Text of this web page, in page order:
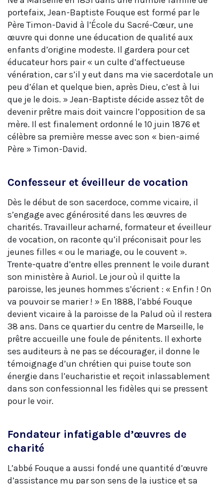
portefaix, Jean-Baptiste Fouque est formé par le
Père Timon-David à l’École du Sacré-Cœur, une
œuvre qui donne une éducation de qualité aux
enfants d’origine modeste. Il gardera pour cet
éducateur hors pair « un culte d’affectueuse
vénération, car s’il y eut dans ma vie sacerdotale un
peu d’élan et quelque bien, après Dieu, c’est à lui
que je le dois. » Jean-Baptiste décide assez tôt de
devenir prêtre mais doit vaincre l’opposition de sa
mère. Il est finalement ordonné le 10 juin 1876 et
célèbre sa première messe avec son « bien-aimé
Père » Timon-David.
Confesseur et éveilleur de vocation
Dès le début de son sacerdoce, comme vicaire, il
s’engage avec générosité dans les œuvres de
charités. Travailleur acharné, formateur et éveilleur
de vocation, on raconte qu’il préconisait pour les
jeunes filles « ou le mariage, ou le couvent ».
Trente-quatre d’entre elles prennent le voile durant
son ministère à Auriol. Le jour où il quitte la
paroisse, les jeunes hommes s’écrient : « Enfin ! On
va pouvoir se marier ! » En 1888, l’abbé Fouque
devient vicaire à la paroisse de la Palud où il restera
38 ans. Dans ce quartier du centre de Marseille, le
prêtre accueille une foule de pénitents. Il exhorte
ses auditeurs à ne pas se décourager, il donne le
témoignage d’un chrétien qui puise toute son
énergie dans l’eucharistie et reçoit inlassablement
dans son confessionnal les fidèles qui se pressent
pour le voir.
Fondateur infatigable d’œuvres de
charité
L’abbé Fouque a aussi fondé une quantité d’œuvre
d’assistance mu par son sens de la justice et sa